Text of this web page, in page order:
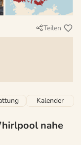
Teilen
Kalender
nahe